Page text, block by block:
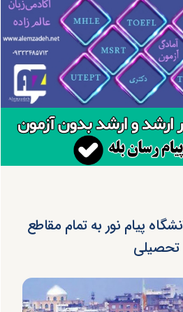
پیام نور به تمام مقاطع
تحصیلی